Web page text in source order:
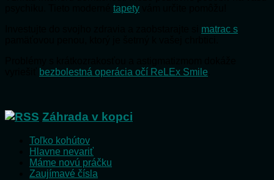
tapety
matrac s
bezbolestná operácia očí ReLEx Smile
Záhrada v kopci
Toľko kohútov
Hlavne nevariť
Máme novú práčku
Zaujímavé čísla